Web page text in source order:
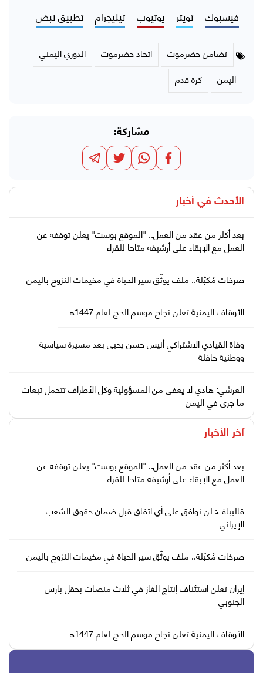
فيسبوك تويتر يوتيوب تيليجرام تطبيق نبض
تضامن حضرموت اتحاد حضرموت
الدوري اليمني
اليمن
كرة قدم
مشاركة:
الأحدث في أخبار
بعد أكثر من عقد من العمل.. "الموقع بوست" يعلن توقفه عن
العمل مع الإبقاء على أرشيفه متاحا للقراء
صرخات مُكبّلة.. ملف يوثّق سير الحياة في مخيمات النزوح باليمن
الأوقاف اليمنية تعلن نجاح موسم الحج لعام 1447هـ
وفاة القيادي الاشتراكي أنيس حسن يحيى بعد مسيرة سياسية
ووطنية حافلة
العرشي: هادي لا يعفى من المسؤولية وكل الأطراف تتحمل تبعات
ما جرى في اليمن
آخر الأخبار
بعد أكثر من عقد من العمل.. "الموقع بوست" يعلن توقفه عن
العمل مع الإبقاء على أرشيفه متاحا للقراء
قاليباف: لن نوافق على أي اتفاق قبل ضمان حقوق الشعب
الإيراني
صرخات مُكبّلة.. ملف يوثّق سير الحياة في مخيمات النزوح باليمن
إيران تعلن استئناف إنتاج الغاز في ثلاث منصات بحقل بارس
الجنوبي
الأوقاف اليمنية تعلن نجاح موسم الحج لعام 1447هـ